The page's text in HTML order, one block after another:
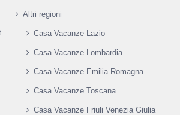
Altri regioni
Casa Vacanze Lazio
Casa Vacanze Lombardia
Casa Vacanze Emilia Romagna
Casa Vacanze Toscana
Casa Vacanze Friuli Venezia Giulia